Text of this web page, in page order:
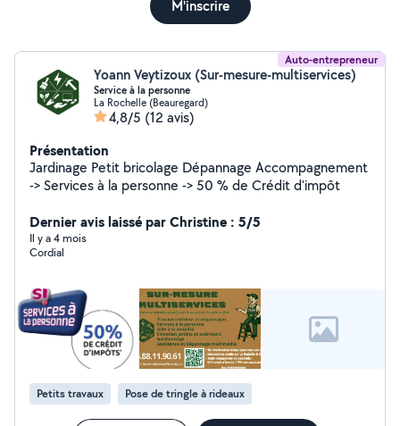
M'inscrire
Auto-entrepreneur
Yoann Veytizoux (Sur-mesure-multiservices)
Service à la personne
La Rochelle (Beauregard)
4,8/5 (12 avis)
Présentation
Jardinage Petit bricolage Dépannage Accompagnement
-> Services à la personne -> 50 % de Crédit d'impôt
Dernier avis laissé par Christine : 5/5
Il y a 4 mois
Cordial
Petits travaux Pose de tringle à rideaux